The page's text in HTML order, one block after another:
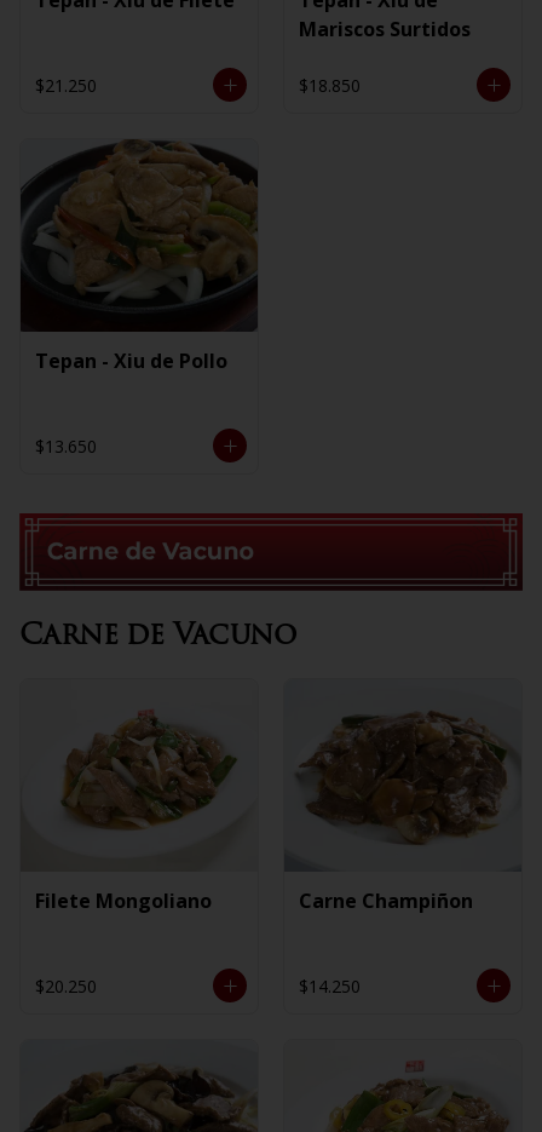
$21.250
Mariscos Surtidos
$18.850
Tepan - Xiu de Pollo
$13.650
Carne de Vacuno
Filete Mongoliano
$20.250
Carne Champiñon
$14.250